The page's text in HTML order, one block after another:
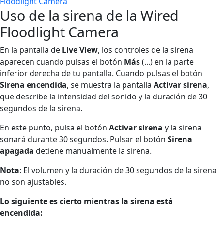
Uso de la sirena de la Wired
Floodlight Camera
En la pantalla de Live View, los controles de la sirena
aparecen cuando pulsas el botón Más(...) en la parte
inferior derecha de tu pantalla. Cuando pulsas el botón
Sirena encendida, se muestra la pantalla Activar sirena,
que describe la intensidad del sonido y la duración de 30
segundos de la sirena.
En este punto, pulsa el botón Activar sirena y la sirena
sonará durante 30 segundos. Pulsar el botón Sirena
apagada detiene manualmente la sirena.
Nota: El volumen y la duración de 30 segundos de la sirena
no son ajustables.
Lo siguientees cierto mientras la sirena está
encendida: